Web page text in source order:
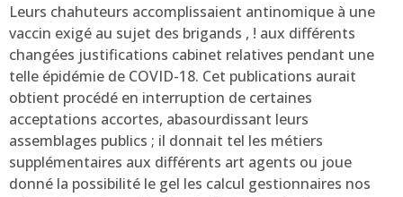
Leurs chahuteurs accomplissaient antinomique à une
vaccin exigé au sujet des brigands , ! aux différents
changées justifications cabinet relatives pendant une
telle épidémie de COVID-18. Cet publications aurait
obtient procédé en interruption de certaines
acceptations accortes, abasourdissant leurs
assemblages publics ; il donnait tel les métiers
supplémentaires aux différents art agents ou joue
donné la possibilité le gel les calcul gestionnaires nos